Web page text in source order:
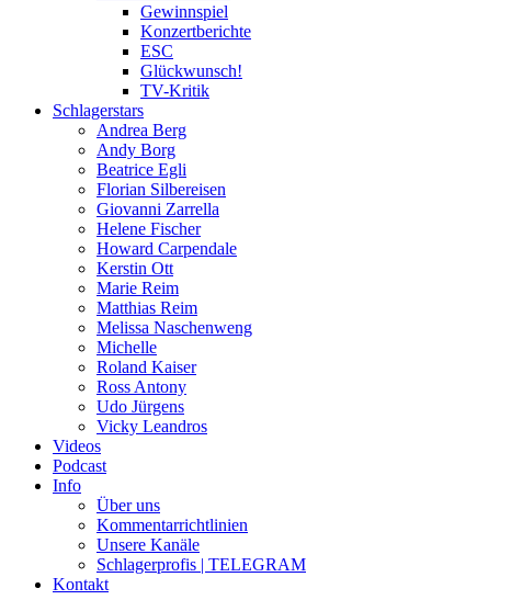
Gewinnspiel
Konzertberichte
ESC
Glückwunsch!
TV-Kritik
Schlagerstars
Andrea Berg
Andy Borg
Beatrice Egli
Florian Silbereisen
Giovanni Zarrella
Helene Fischer
Howard Carpendale
Kerstin Ott
Marie Reim
Matthias Reim
Melissa Naschenweng
Michelle
Roland Kaiser
Ross Antony
Udo Jürgens
Vicky Leandros
Videos
Podcast
Info
Über uns
Kommentarrichtlinien
Unsere Kanäle
Schlagerprofis | TELEGRAM
Kontakt